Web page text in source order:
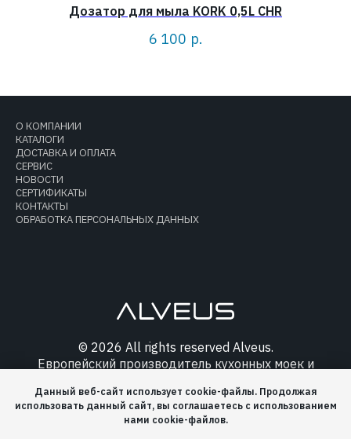
Дозатор для мыла KORK 0,5L CHR
6 100 р.
О КОМПАНИИ
КАТАЛОГИ
ДОСТАВКА И ОПЛАТА
СЕРВИС
НОВОСТИ
СЕРТИФИКАТЫ
КОНТАКТЫ
ОБРАБОТКА ПЕРСОНАЛЬНЫХ ДАННЫХ
© 2026 All rights reserved Alveus.
Европейский производитель кухонных моек и
Данный веб-сайт использует cookie-файлы. Продолжая
использовать данный сайт, вы соглашаетесь с использованием
нами cookie-файлов.